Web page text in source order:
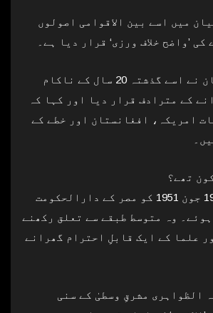
میں اسے بین الاقوامی اصولوں
’واضح خلاف ورزی‘ قرار دیا ہے۔
طالبان کے ترجمان نے اسے گذشتہ 20 سال کے ناکام
کے مترادف قرار دیا اور کہا کہ
امریکہ، افغانستان اور خطے کے
تھے؟
ایمن الظواہری 19 جون 1951 کو مصر کے دارالحکومت
وہ متوسط طبقے سے تعلق رکھنے
علما کے ایک قابلِ احترام گھرانے
الظواہری مشرقِ وسطیٰ کے سنی